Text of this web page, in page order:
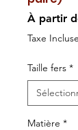
À partir
Taxe Incluse
Taille fers *
Matière *